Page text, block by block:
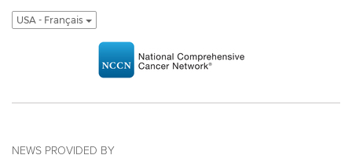
USA - Français
NEWS PROVIDED BY